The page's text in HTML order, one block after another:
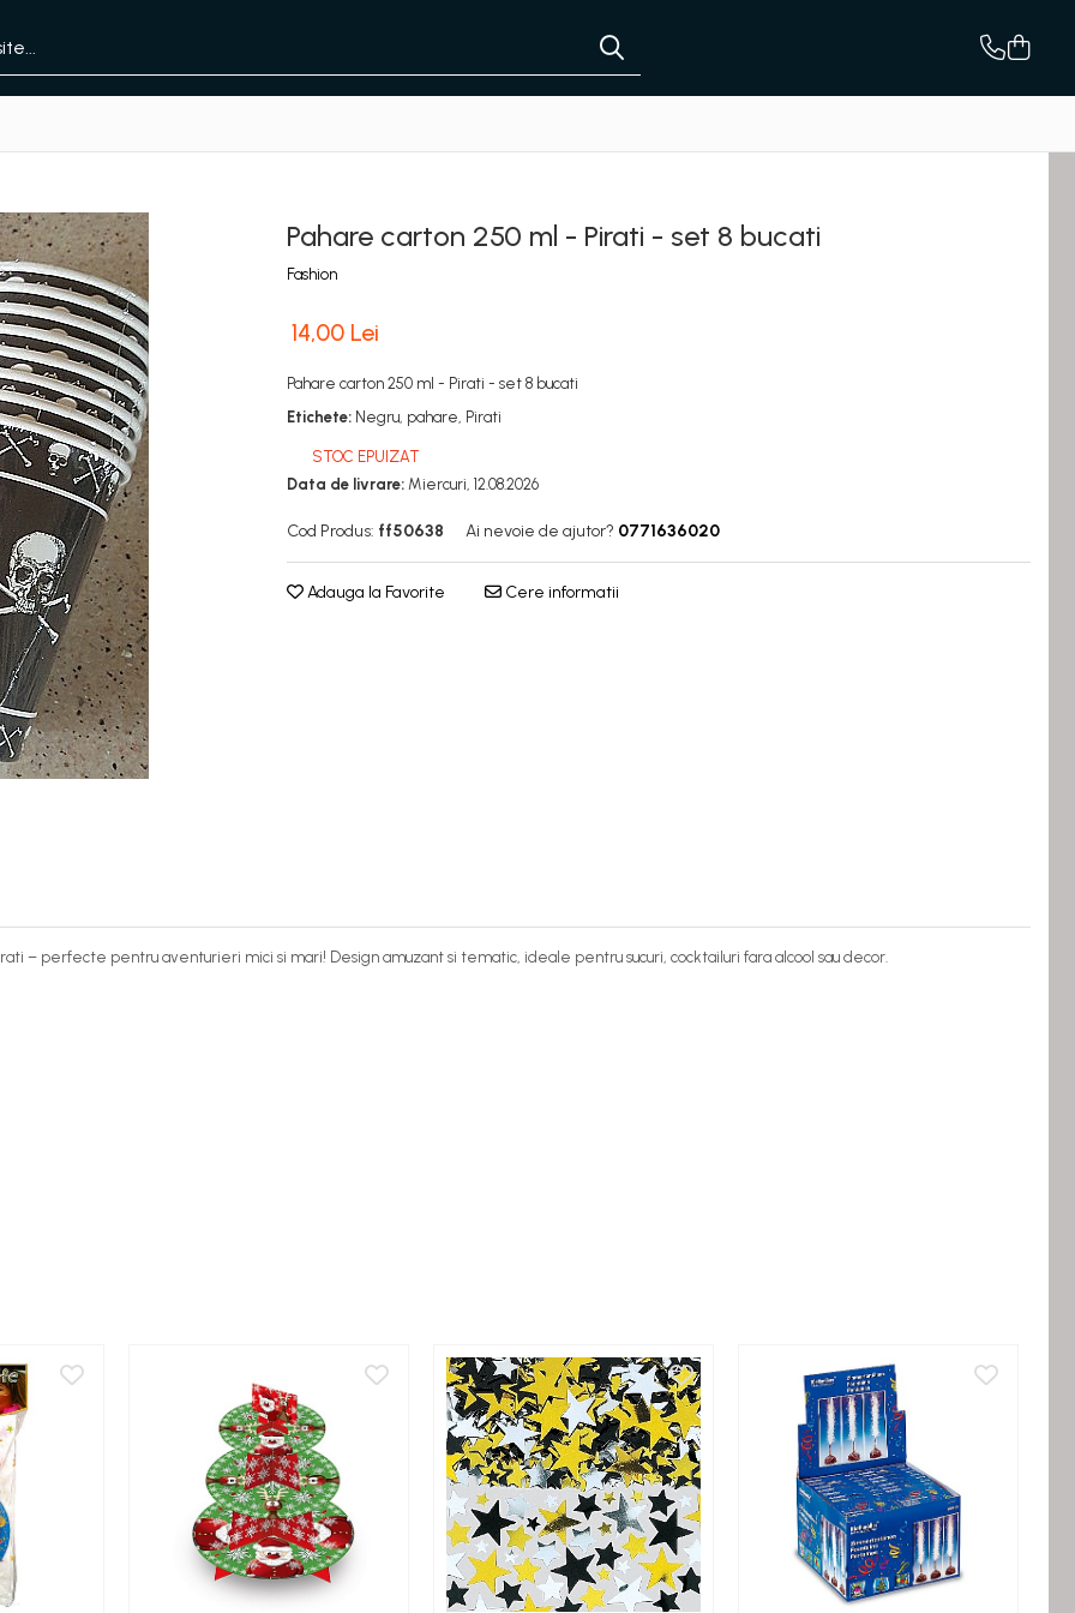
Pahare carton 250 ml - Pirati - set 8 bucati
Fashion
14,00 Lei
Pahare carton 250 ml - Pirati - set 8 bucati
Etichete: Negru, pahare, Pirati
STOC EPUIZAT
Data de livrare: Miercuri, 12.08.2026
Cod Produs: ff50638 Ai nevoie de ajutor? 0771636020
Adauga la Favorite Cere informatii
– perfecte pentru aventurieri mici si mari! Design amuzant si tematic, ideale pentru sucuri, cocktailuri fara alcool sau decor.